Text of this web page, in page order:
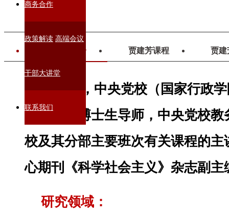
商务合作
政策解读 高端会议
干部大讲堂
联系我们
贾建芳简介 贾建芳课程 贾建
贾建芳，中央党校（国家行政
部教授、博士生导师，中央党校
校及其分部主要班次有关课程的
心期刊《科学社会主义》杂志副主
研究领域：